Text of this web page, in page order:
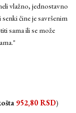
vlažno, jednostavno
čine je savršenim
sama ili se može
952,80 RSD)